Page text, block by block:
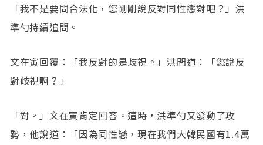
「我不是要問合法化，您剛剛說反對同性戀對吧？」洪
準勺持續追問。
文在寅回覆：「我反對的是歧視。」洪問道：「您說反
對歧視啊？」
「對。」文在寅肯定回答。這時，洪準勺又發動了攻
勢，他說道：「因為同性戀，現在我們大韓民國有1.4萬